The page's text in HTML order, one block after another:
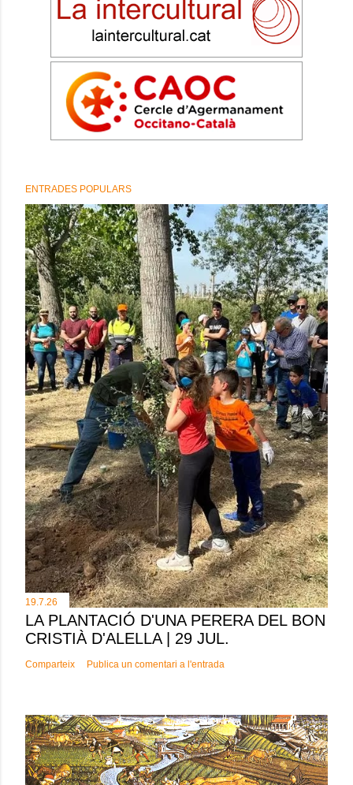
ENTRADES POPULARS
19.7.26
LA PLANTACIÓ D'UNA PERERA DEL BON
CRISTIÀ D'ALELLA | 29 JUL.
Comparteix Publica un comentari a l'entrada